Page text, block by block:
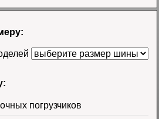
погрузчиков